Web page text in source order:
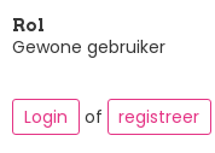
Rol
Gewone gebruiker
Login of registreer